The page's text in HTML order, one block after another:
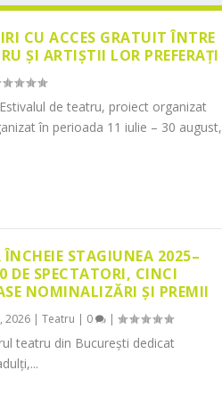
CU ACCES GRATUIT ÎNTRE
ȘI ARTIȘTII LOR PREFERAȚI
de teatru, proiect organizat
în perioada 11 iulie – 30 august,
ÎNCHEIE STAGIUNEA 2025–
DE SPECTATORI, CINCI
NOMINALIZĂRI ȘI PREMII
2026| Teatru | 0 |
teatru din București dedicat